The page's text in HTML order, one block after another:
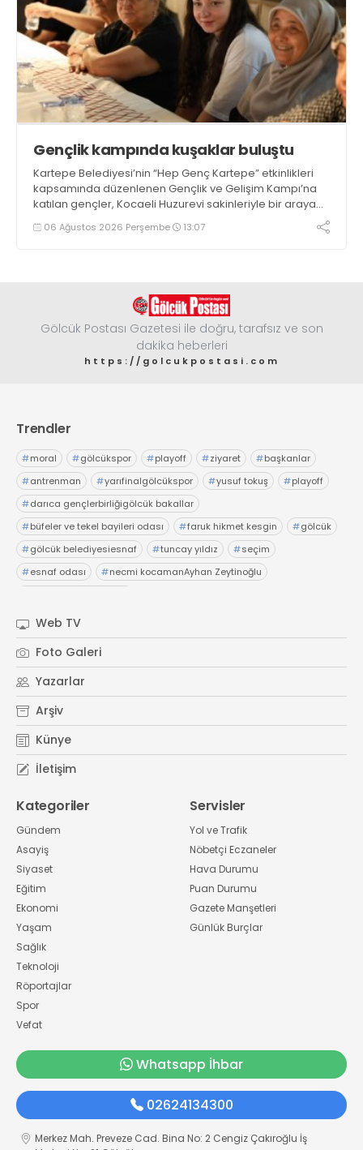
Gençlik kampında kuşaklar buluştu
Kartepe Belediyesi’nin “Hep Genç Kartepe” etkinlikleri
kapsamında düzenlenen Gençlik ve Gelişim Kampı’na
katılan gençler, Kocaeli Huzurevi sakinleriyle bir araya
geldi06 Ağustos 2026 Perşembe 13:07
Gölcük Postası Gazetesi ile doğru, tarafsız ve son
dakika heberleri
https://golcukpostasi.com
Trendler
#moral #gölcükspor #playoff #ziyaret #başkanlar
#antrenman #yarıfinalgölcükspor #yusuf tokuş #playoff
#darıca gençlerbirliğigölcük bakallar
#büfeler ve tekel bayileri odası #faruk hikmet kesgin #gölcük
#gölcük belediyesiesnaf #tuncay yıldız #seçim
#esnaf odası #necmi kocamanAyhan Zeytinoğlu
Web TV
Foto Galeri
Yazarlar
Arşiv
Künye
İletişim
Kategoriler
Gündem
Asayiş
Siyaset
Eğitim
Ekonomi
Yaşam
Sağlık
Teknoloji
Röportajlar
Spor
Vefat
Servisler
Yol ve Trafik
Nöbetçi Eczaneler
Hava Durumu
Puan Durumu
Gazete Manşetleri
Günlük Burçlar
Whatsapp İhbar
02624134300
Merkez Mah. Preveze Cad. Bina No: 2 Cengiz Çakıroğlu İş